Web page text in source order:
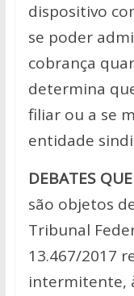
dispositivo
se poder
cobrança
determina
filiar ou a se
entidade
DEBATES
são objetos
Tribunal
13.467/2017
intermitente,